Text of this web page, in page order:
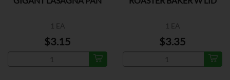
1 EA
$3.15
1 EA
$3.35